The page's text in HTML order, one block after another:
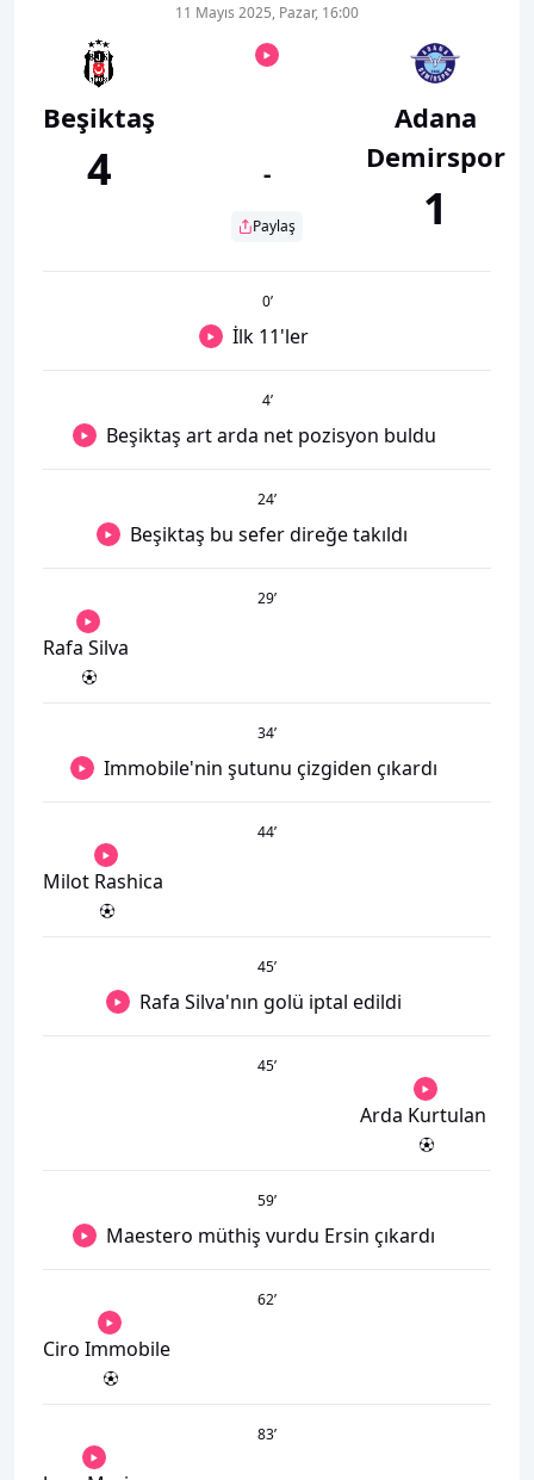
Beşiktaş
4
11 Mayıs 2025, Pazar, 16:00
-
Paylaş
Adana
Demirspor
1
0’
İlk 11'ler
4’
Beşiktaş art arda net pozisyon buldu
24’
Beşiktaş bu sefer direğe takıldı
29’
Rafa Silva
34’
Immobile'nin şutunu çizgiden çıkardı
44’
Milot Rashica
45’
Rafa Silva'nın golü iptal edildi
45’
Arda Kurtulan
59’
Maestero müthiş vurdu Ersin çıkardı
62’
Ciro Immobile
83’